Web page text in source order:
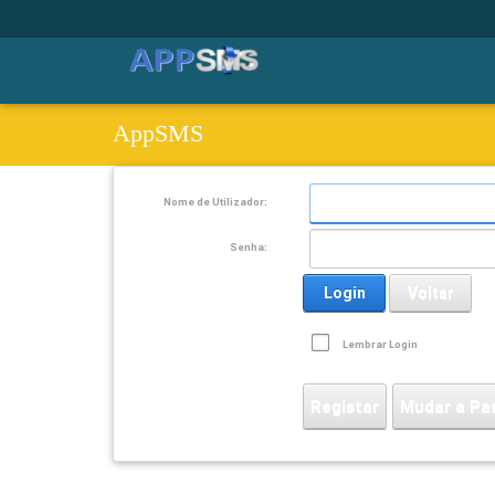
AppSMS
Nome de Utilizador:
Senha:
Login Voltar
Lembrar Login
Registar Mudar a